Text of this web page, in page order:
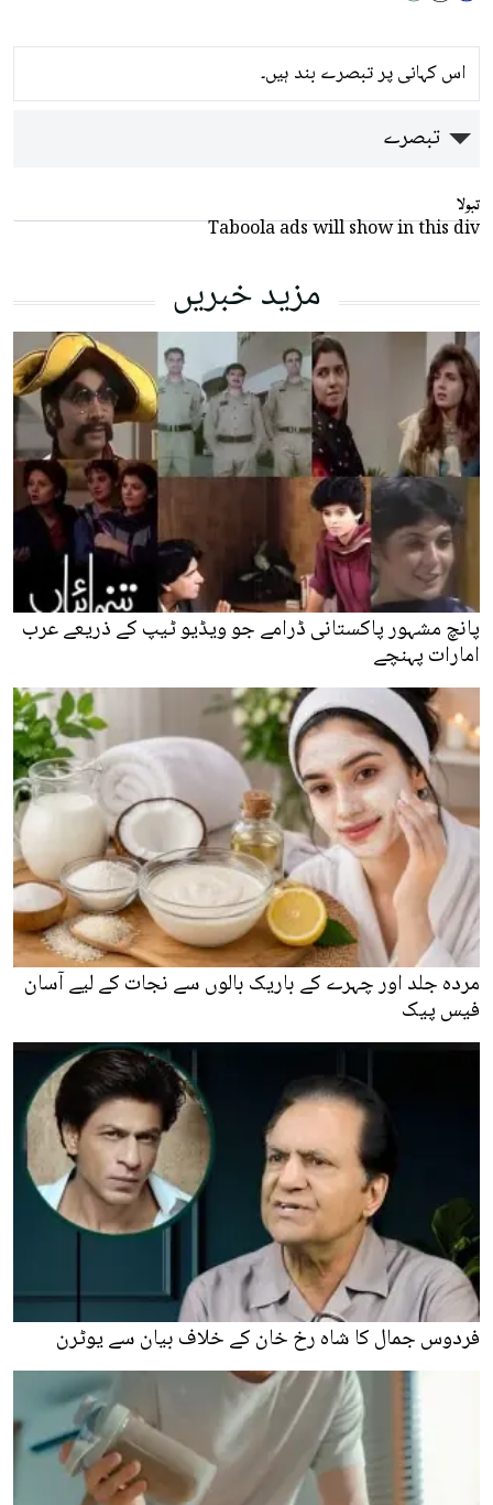
اس کہانی پر تبصرے بند ہیں۔
تبصرے
تبولا
Taboola ads will show in this div
مزید خبریں
پانچ مشہور پاکستانی ڈرامے جو ویڈیو ٹیپ کے ذریعے عرب
امارات پہنچے
مردہ جلد اور چہرے کے باریک بالوں سے نجات کے لیے آسان
فیس پیک
فردوس جمال کا شاہ رخ خان کے خلاف بیان سے یوٹرن